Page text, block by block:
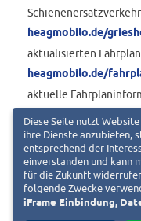
heagmobilo.de/
aktualisierten
heagmobilo.de/
aktuelle
HEAG mobilo am
Fahrgäste beim
Ersatzverkehr
Diese Seite nutzt
ihre Dienste anzubieten,
entsprechend der
einverstanden und kann
für die Zukunft
folgende Zwecke
iFrame Einbindung,